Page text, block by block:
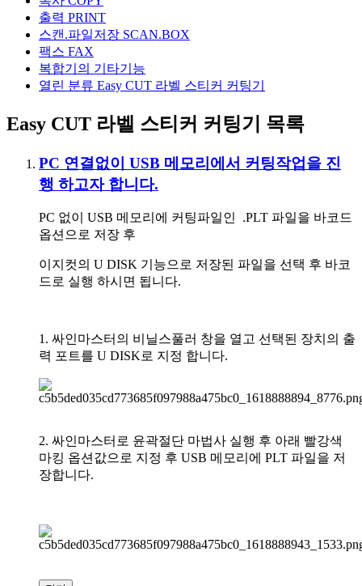
출력 PRINT
스캔.파일저장 SCAN.BOX
팩스 FAX
복합기의 기타기능
열린 분류 Easy CUT 라벨 스티커 커팅기
Easy CUT 라벨 스티커 커팅기 목록
PC 연결없이 USB 메모리에서 커팅작업을 진
행 하고자 합니다.
PC 없이 USB 메모리에 커팅파일인 .PLT 파일을 바코드
옵션으로 저장 후
이지컷의 U DISK 기능으로 저장된 파일을 선택 후 바코
드로 실행 하시면 됩니다.
1. 싸인마스터의 비닐스풀러 창을 열고 선택된 장치의 출
력 포트를 U DISK로 지정 합니다.
2. 싸인마스터로 윤곽절단 마법사 실행 후 아래 빨강색
마킹 옵션값으로 지정 후 USB 메모리에 PLT 파일을 저
장합니다.